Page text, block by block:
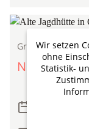
Grönland
Nordlichter
4 Termine
Wir setzen
ohne
Statistik-